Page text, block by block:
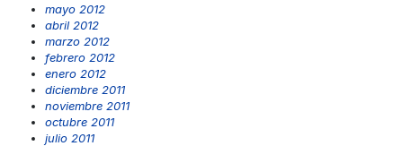
mayo 2012
abril 2012
marzo 2012
febrero 2012
enero 2012
diciembre 2011
noviembre 2011
octubre 2011
julio 2011